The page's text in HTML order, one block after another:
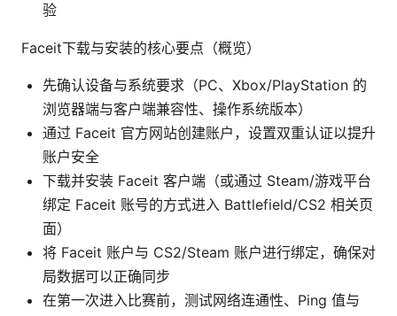
验
Faceit下载与安装的核心要点（概览）
先确认设备与系统要求（PC、Xbox/PlayStation 的
浏览器端与客户端兼容性、操作系统版本）
通过 Faceit 官方网站创建账户，设置双重认证以提升
账户安全
下载并安装 Faceit 客户端（或通过 Steam/游戏平台
绑定 Faceit 账号的方式进入 Battlefield/CS2 相关页
面）
将 Faceit 账户与 CS2/Steam 账户进行绑定，确保对
局数据可以正确同步
在第一次进入比赛前，测试网络连通性、Ping 值与